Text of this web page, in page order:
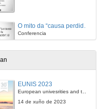
Conferencia
Morrer para seguir vivo. A morte como unha necesidade nos videoxogos
EUNIS 2023
European univesrities and the digital transformation: challenges and opportunities ahead
14 de xuño de 2023